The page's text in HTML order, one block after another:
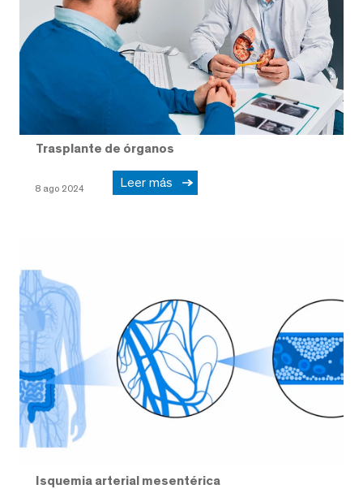
Trasplante de órganos
8 ago 2024 Leer más
Isquemia arterial mesentérica